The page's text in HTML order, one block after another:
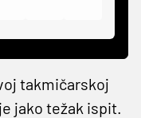
takmičarskoj
jako težak ispit.